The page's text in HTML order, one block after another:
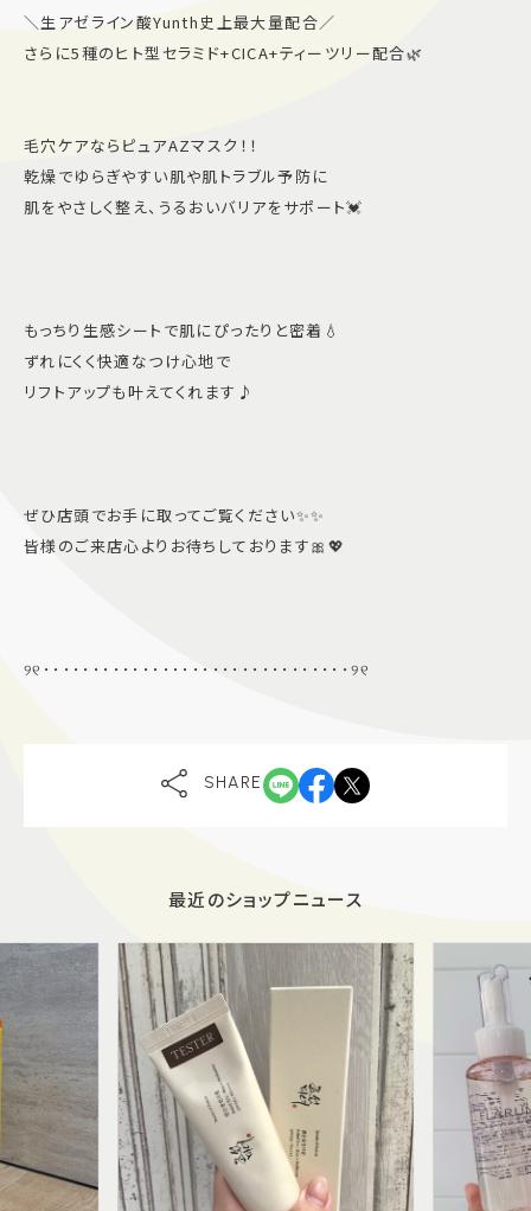
＼生アゼライン酸Yunth史上最大量配合／
さらに5種のヒト型セラミド+CICA+ティーツリー配合🌿
毛穴ケアならピュアAZマスク！！
乾燥でゆらぎやすい肌や肌トラブル予防に
肌をやさしく整え、うるおいバリアをサポート💓
もっちり生感シートで肌にぴったりと密着💧
ずれにくく快適なつけ心地で
リフトアップも叶えてくれます♪
ぜひ店頭でお手に取ってご覧ください✨✨
皆様のご来店心よりお待ちしております🎀💖
୨୧･･･････････････････････････････୨୧
SHARE
最近のショップニュース